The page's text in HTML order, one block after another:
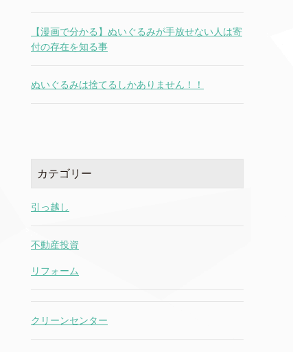
【漫画で分かる】ぬいぐるみが手放せない人は寄
付の存在を知る事
ぬいぐるみは捨てるしかありません！！
カテゴリー
引っ越し
不動産投資
リフォーム
クリーンセンター